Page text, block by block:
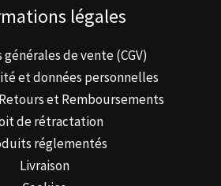
légales
de vente (CGV)
et données personnelles
et Remboursements
de rétractation
réglementés
Livraison